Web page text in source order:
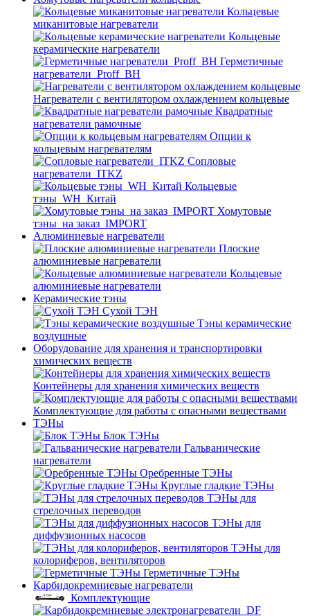
Кольцевые
миканитовые нагреватели
Кольцевые
керамические нагреватели
Герметичные
нагреватели_Proff_BH
Нагреватели с вентилятором охлаждением кольцевые
Квадратные
нагреватели рамочные
Опции к
кольцевым нагревателям
Cопловые
нагреватели_ITKZ
Кольцевые
тэны_WH_Китай
Хомутовые
тэны_на заказ_IMPORT
Алюминиевые нагреватели
Плоские
алюминиевые нагреватели
Кольцевые
алюминиевые нагреватели
Керамические тэны
Сухой ТЭН
Тэны керамические
воздушные
Оборудование для хранения и транспортировки
химических веществ
Контейнеры для хранения химических веществ
Комплектующие для работы с опасными веществами
ТЭНы
Блок ТЭНы
Гальванические
нагреватели
Оребренные ТЭНы
Круглые гладкие ТЭНы
ТЭНы для
стрелочных переводов
ТЭНы для
диффузионных насосов
ТЭНы для
колориферов, вентиляторов
Герметичные ТЭНы
Карбидокремниевые нагреватели
Комплектующие